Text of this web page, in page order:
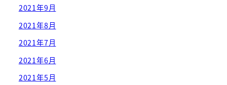
2021年9月
2021年8月
2021年7月
2021年6月
2021年5月